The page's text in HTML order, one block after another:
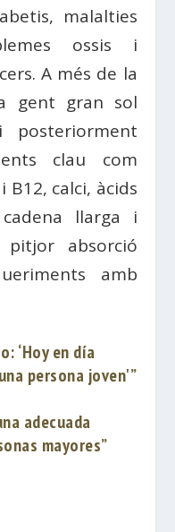
malalties
ossis i
A més de la
gent gran sol
posteriorment
clau com
calci, àcids
llarga i
pitjor absorció
amb
‘Hoy en día
persona joven'”
adecuada
mayores”